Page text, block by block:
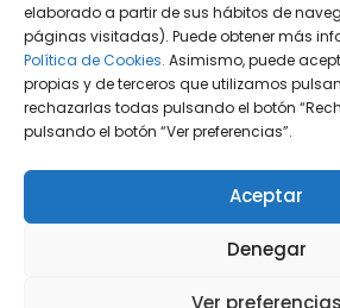
elaborado a partir de sus hábitos de
páginas visitadas). Puede obtener más
Política de Cookies. Asimismo, puede
propias y de terceros que utilizamos
rechazarlas todas pulsando el botón
pulsando el botón “Ver preferencias”.
Aceptar
Denegar
Ver preferencias
DiG ABOGADOS
DiG Abogados es un despacho de
multidisciplinar especializado en
fiscalidad y mercantil. Llevamos